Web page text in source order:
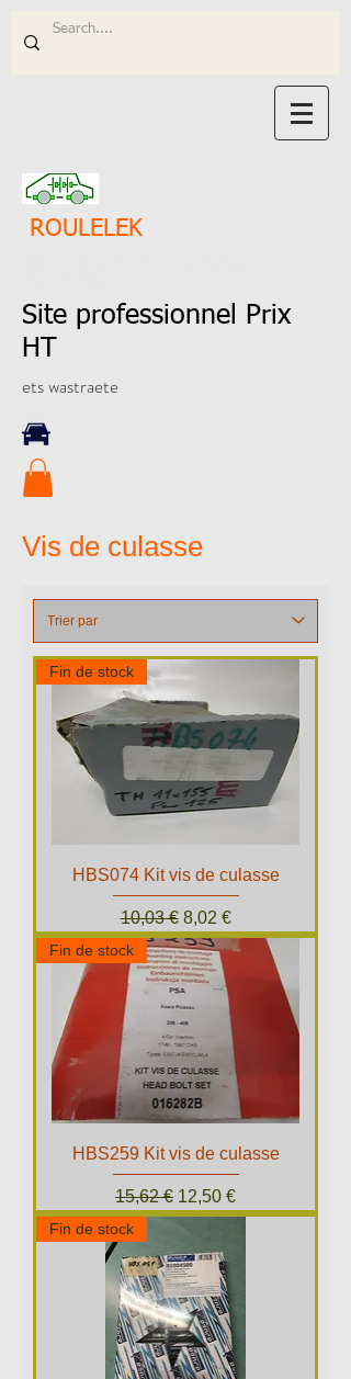
ROULELEK
Site professionnel Prix
HT
ets wastraete
Vis de culasse
Fin de stock
HBS074 Kit vis de culasse
Prix original
10,03 € Prix promotionnel
8,02 €
Fin de stock
HBS259 Kit vis de culasse
Prix original
15,62 € Prix promotionnel
12,50 €
Fin de stock